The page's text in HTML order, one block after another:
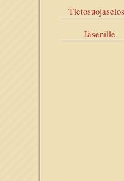
Jäsenille